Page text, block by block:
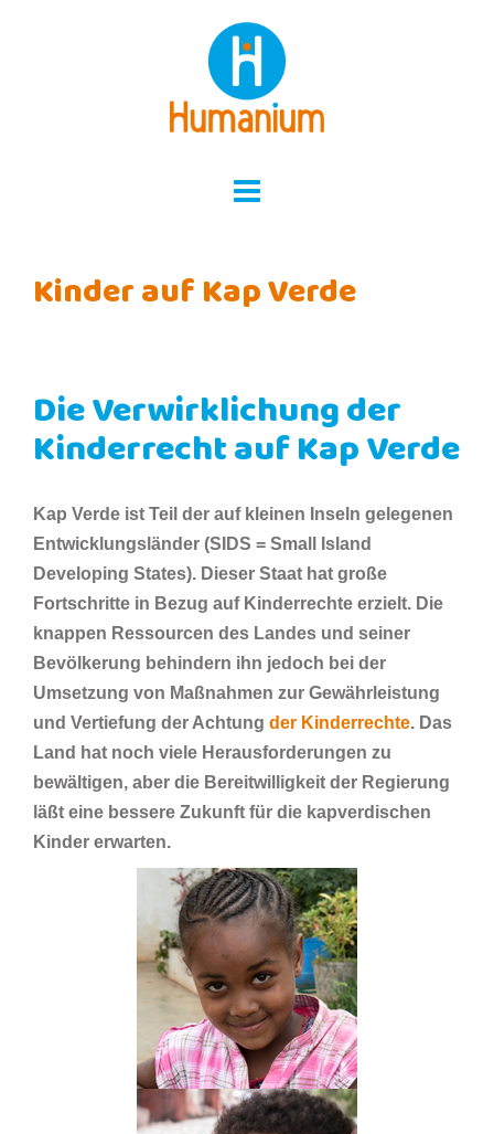
Kinder auf Kap Verde
Die Verwirklichung der
Kinderrecht auf Kap Verde
Kap Verde ist Teil der auf kleinen Inseln gelegenen
Entwicklungsländer (SIDS = Small Island
Developing States). Dieser Staat hat große
Fortschritte in Bezug auf Kinderrechte erzielt. Die
knappen Ressourcen des Landes und seiner
Bevölkerung behindern ihn jedoch bei der
Umsetzung von Maßnahmen zur Gewährleistung
und Vertiefung der Achtung der Kinderrechte. Das
Land hat noch viele Herausforderungen zu
bewältigen, aber die Bereitwilligkeit der Regierung
läßt eine bessere Zukunft für die kapverdischen
Kinder erwarten.